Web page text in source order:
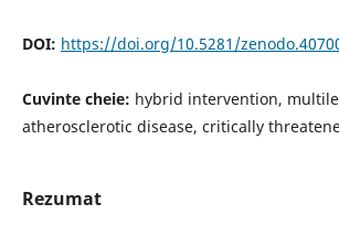
DOI: https://doi.org/10.5281/
Cuvinte cheie: hybrid intervention,
atherosclerotic disease, critically
Rezumat